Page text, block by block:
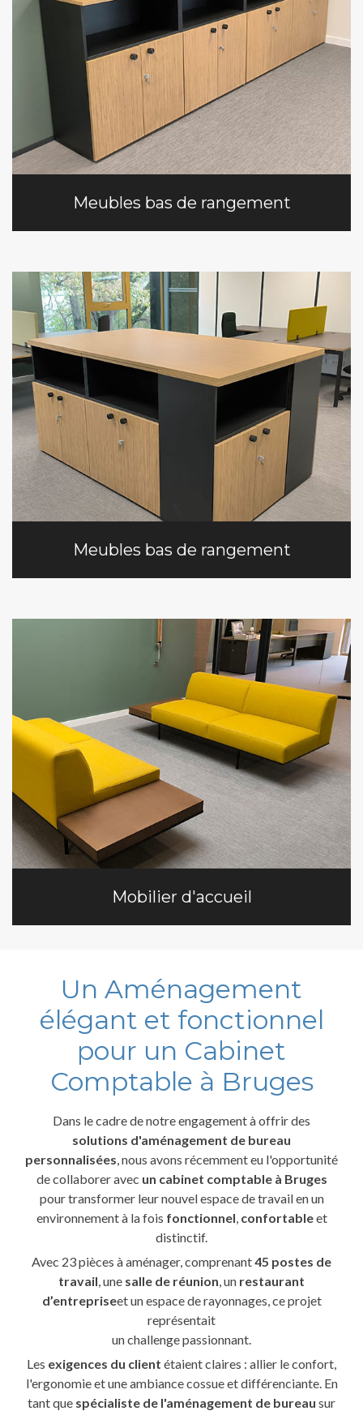
Meubles bas de rangement
Meubles bas de rangement
Mobilier d'accueil
Un Aménagement
élégant et fonctionnel
pour un Cabinet
Comptable à Bruges
Dans le cadre de notre engagement à offrir des
solutions d'aménagement de bureau
personnalisées, nous avons récemment eu l'opportunité
de collaborer avec un cabinet comptable à Bruges
pour transformer leur nouvel espace de travail en un
environnement à la fois fonctionnel, confortableet
distinctif.
Avec 23 pièces à aménager, comprenant45 postes de
travail, une salle de réunion, un restaurant
d’entrepriseet un espace de rayonnages, ce projet
représentait
un challenge passionnant.
Les exigences du client étaient claires : allier le confort,
l'ergonomie et une ambiance cossue et différenciante. En
tant que spécialiste de l'aménagement de bureau sur